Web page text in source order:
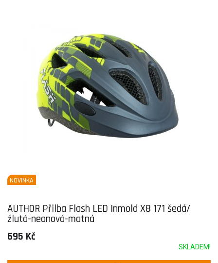
NOVINKA
AUTHOR Přilba Flash LED Inmold X8 171 šedá/
žlutá-neonová-matná
695 Kč
SKLADEM!